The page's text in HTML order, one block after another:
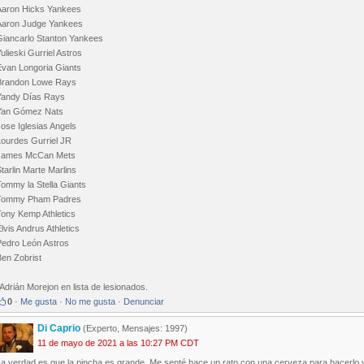
Hicks Yankees
Judge Yankees
Stanton Yankees
Gurriel Astros
Longoria Giants
Lowe Rays
Días Rays
Gómez Nats
Iglesias Angels
Gurriel JR
McCan Mets
Marte Marlins
la Stella Giants
Pham Padres
Kemp Athletics
Andrus Athletics
León Astros
Zobrist
Morejon en lista de lesionados.
0 · Me gusta · No me gusta · Denunciar
Di Caprio (Experto, Mensajes: 1997)
11 de mayo de 2021 a las 10:27 PM CDT